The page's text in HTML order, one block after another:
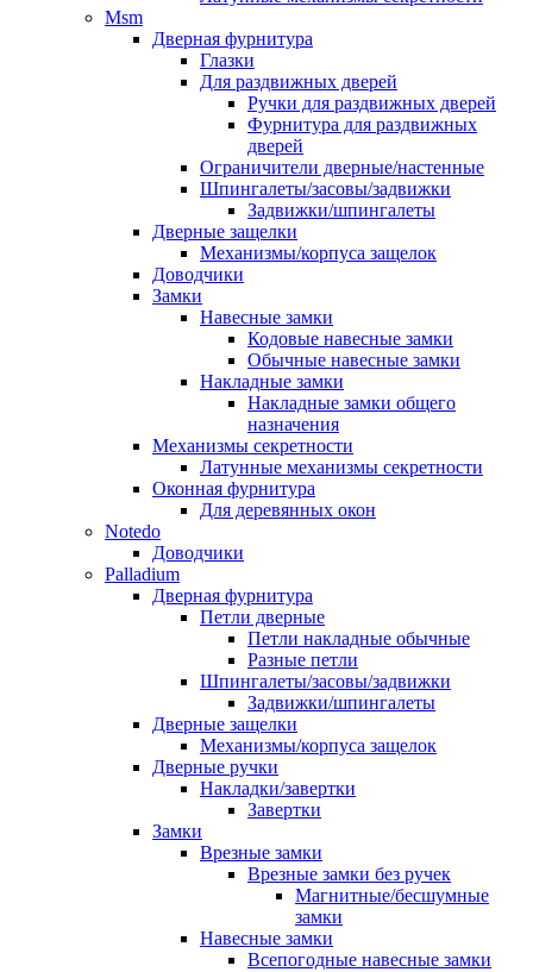
Msm
Дверная фурнитура
Глазки
Для раздвижных дверей
Ручки для раздвижных дверей
Фурнитура для раздвижных
дверей
Ограничители дверные/настенные
Шпингалеты/засовы/задвижки
Задвижки/шпингалеты
Дверные защелки
Механизмы/корпуса защелок
Доводчики
Замки
Навесные замки
Кодовые навесные замки
Обычные навесные замки
Накладные замки
Накладные замки общего
назначения
Механизмы секретности
Латунные механизмы секретности
Оконная фурнитура
Для деревянных окон
Notedo
Доводчики
Palladium
Дверная фурнитура
Петли дверные
Петли накладные обычные
Разные петли
Шпингалеты/засовы/задвижки
Задвижки/шпингалеты
Дверные защелки
Механизмы/корпуса защелок
Дверные ручки
Накладки/завертки
Завертки
Замки
Врезные замки
Врезные замки без ручек
Магнитные/бесшумные
замки
Навесные замки
Всепогодные навесные замки